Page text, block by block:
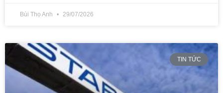
Bùi Thọ Anh 29/07/2026
TIN TỨC